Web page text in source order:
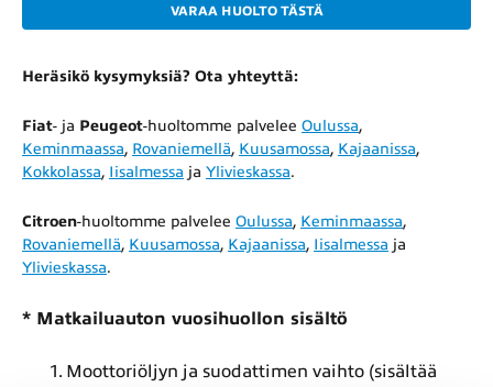
VARAA HUOLTO TÄSTÄ
Heräsikö kysymyksiä? Ota yhteyttä:
Fiat- ja Peugeot-huoltomme palvelee Oulussa,
Keminmaassa, Rovaniemellä, Kuusamossa, Kajaanissa,
Kokkolassa, Iisalmessa ja Ylivieskassa.
Citroen-huoltomme palvelee Oulussa, Keminmaassa,
Rovaniemellä, Kuusamossa, Kajaanissa, Iisalmessa ja
Ylivieskassa.
* Matkailuauton vuosihuollon sisältö
Moottoriöljyn ja suodattimen vaihto (sisältää